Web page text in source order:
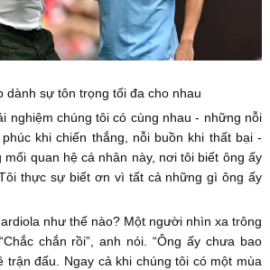
dành sự tôn trọng tối đa cho nhau
nghiệm chúng tôi có cùng nhau - những nỗi
khi chiến thắng, nỗi buồn khi thất bại -
quan hệ cá nhân này, nơi tôi biết ông ấy
thực sự biết ơn vì tất cả những gì ông ấy
như thế nào? Một người nhìn xa trông
chắn rồi”, anh nói. “Ông ấy chưa bao
trận đấu. Ngay cả khi chúng tôi có một mùa